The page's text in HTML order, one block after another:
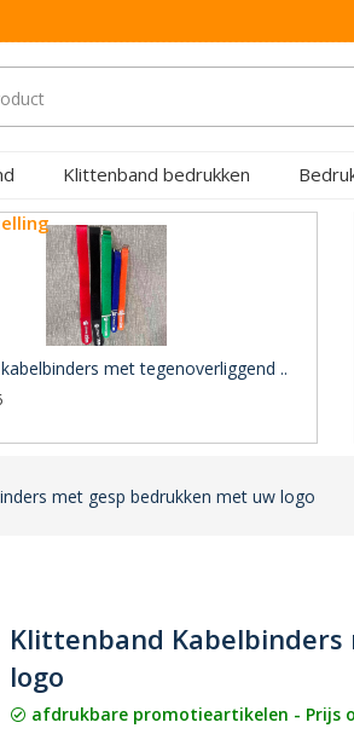
Klittenband bedrukken
met tegenoverliggend ..
met gesp bedrukken met uw logo
Klittenband
logo
afdrukbare promotieartikelen - Prijs